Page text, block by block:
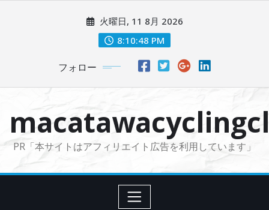
に
火曜日, 11 8月 2026
8:10:49 PM
フォロー
PR「本サイトはアフィリエイト広告を利用しています」